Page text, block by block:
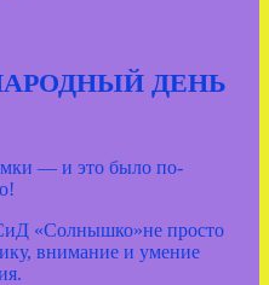
ДЕНЬ
— и это было по-
«Солнышко»не просто
внимание и умение